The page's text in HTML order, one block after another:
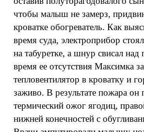
чтобы малыш не замерз,
кроватке обогреватель. Как
время суда, электроприбор
на табуретке, а шнур свисал
время ее отсутствия Максимка
тепловентилятор в кроватку и
заживо. В результате пожара он
термический ожог ягодиц,
нижней конечностей с